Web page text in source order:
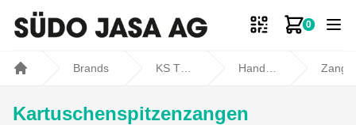
0
Zum
Brands
Kartuschenspitzenzangen